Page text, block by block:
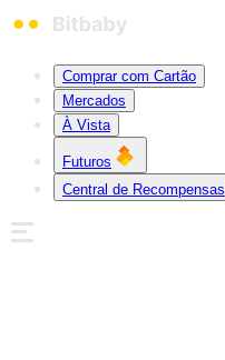
Comprar com Cartão
Mercados
À Vista
Futuros
Central de Recompensas